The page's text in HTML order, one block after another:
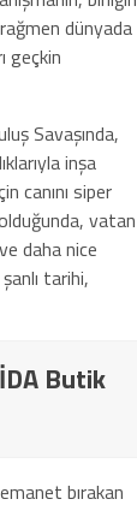
dünyada
geçkin
Savaşında,
inşa
canını siper
vatan
daha nice
tarihi,
Butik
bırakan